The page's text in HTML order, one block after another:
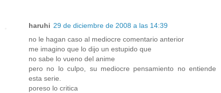
haruhi 29 de diciembre de 2008 a las 14:39
no le hagan caso al mediocre comentario anterior
me imagino que lo dijo un estupido que
no sabe lo vueno del anime
pero no lo culpo, su mediocre pensamiento no entiende
esta serie.
poreso lo critica